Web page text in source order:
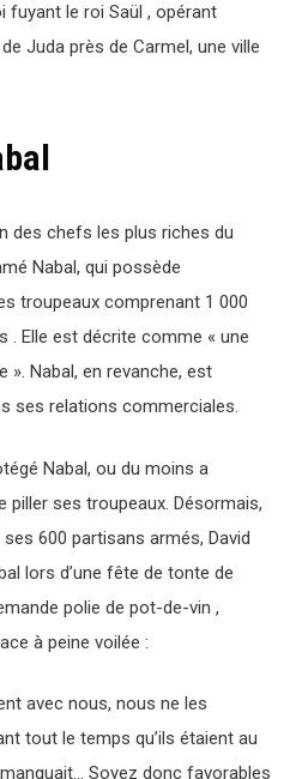
fuyant le roi Saül , opérant
Juda près de Carmel, une ville
des chefs les plus riches du
Nabal, qui possède
troupeaux comprenant 1 000
. Elle est décrite comme « une
». Nabal, en revanche, est
ses relations commerciales.
Nabal, ou du moins a
piller ses troupeaux. Désormais,
600 partisans armés, David
lors d’une fête de tonte de
polie de pot-de-vin ,
à peine voilée :
avec nous, nous ne les
tout le temps qu’ils étaient au
Soyez donc favorables